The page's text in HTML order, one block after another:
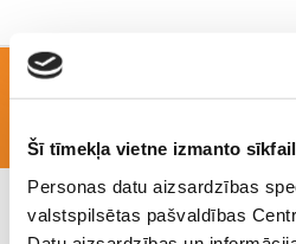
Šī tīmekļa vietne izmanto
Personas datu aizsardzības
valstspilsētas pašvaldības
projekt2